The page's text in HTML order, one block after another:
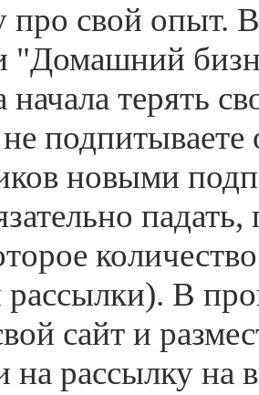
про свой опыт.
"Домашний
начала терять
новыми
рассылки). В
сайт и
на рассылку на